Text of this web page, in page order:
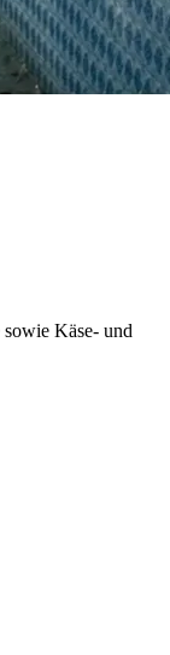
sowie Käse- und